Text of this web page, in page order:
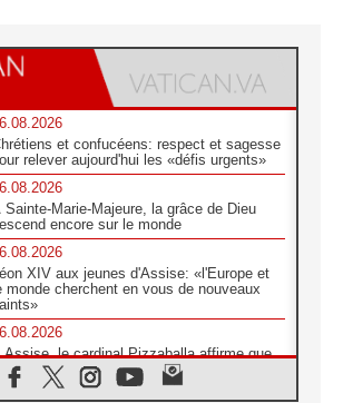
et confucéens: respect et sagesse
relever aujourd'hui les «défis urgents»
Sainte-Marie-Majeure, la grâce de Dieu
encore sur le monde
XIV aux jeunes d'Assise: «l'Europe et
monde cherchent en vous de nouveaux
Assise, le cardinal Pizzaballa affirme que
«les chrétiens veulent la paix»